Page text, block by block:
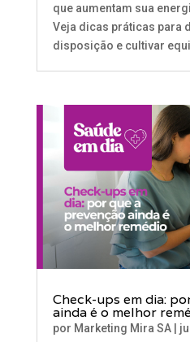
que aumentam sua
Veja dicas práticas para
disposição e cultivar
Check-ups em dia:
ainda é o melhor
por Marketing Mira SA|